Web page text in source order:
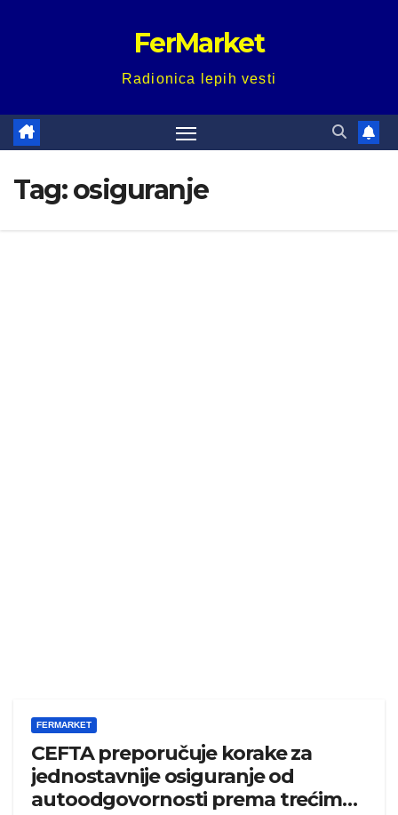
FerMarket
Radionica lepih vesti
Tag:osiguranje
FERMARKET
CEFTA preporučuje korake za
jednostavnije osiguranje od
autoodgovornosti prema trećim